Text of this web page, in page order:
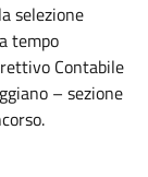
selezione
tempo
Contabile
– sezione